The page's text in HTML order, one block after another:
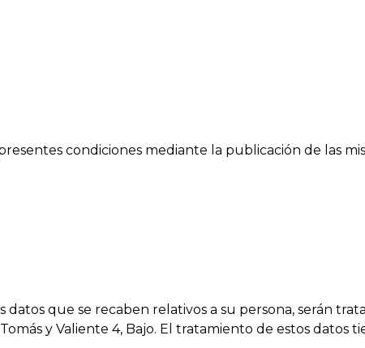
condiciones mediante la publicación de las
que se recaben relativos a su persona, serán
y Valiente 4, Bajo. El tratamiento de estos datos